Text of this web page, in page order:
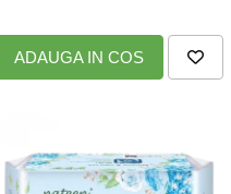
ADAUGA IN COS